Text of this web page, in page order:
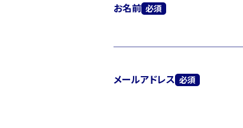
お名前
メールアドレス